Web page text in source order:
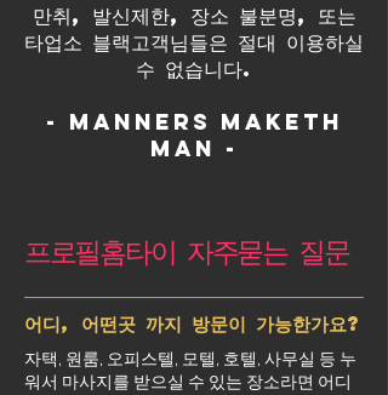
만취, 발신제한, 장소 불분명, 또는
타업소 블랙고객님들은 절대 이용하실
수 없습니다.
- Manners maketh
man -
프로필홈타이 자주묻는 질문
어디, 어떤곳 까지 방문이 가능한가요?
자택, 원룸, 오피스텔, 모텔, 호텔, 사무실 등 누
워서 마사지를 받으실 수 있는 장소라면 어디